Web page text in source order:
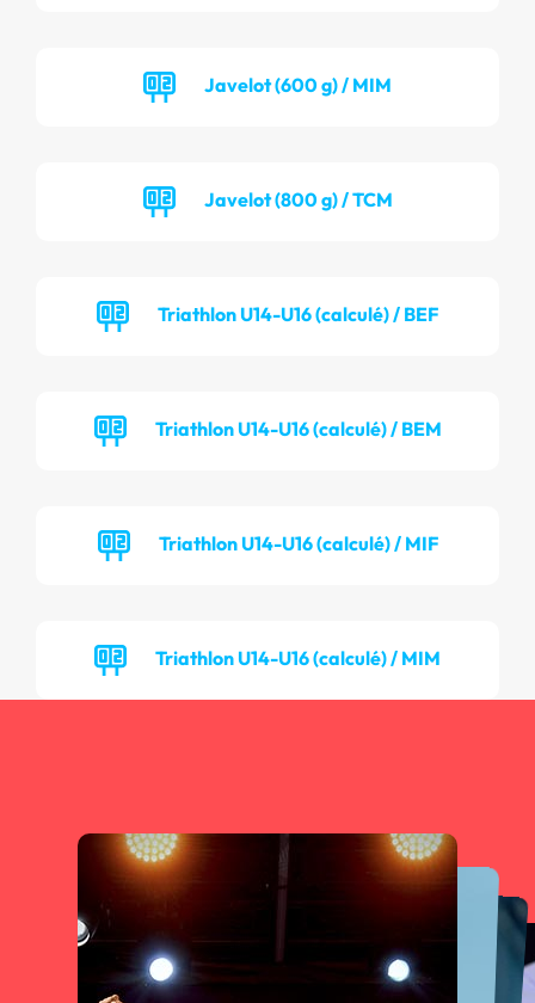
Javelot (600 g) / MIM
Javelot (800 g) / TCM
Triathlon U14-U16 (calculé) / BEF
Triathlon U14-U16 (calculé) / BEM
Triathlon U14-U16 (calculé) / MIF
Triathlon U14-U16 (calculé) / MIM